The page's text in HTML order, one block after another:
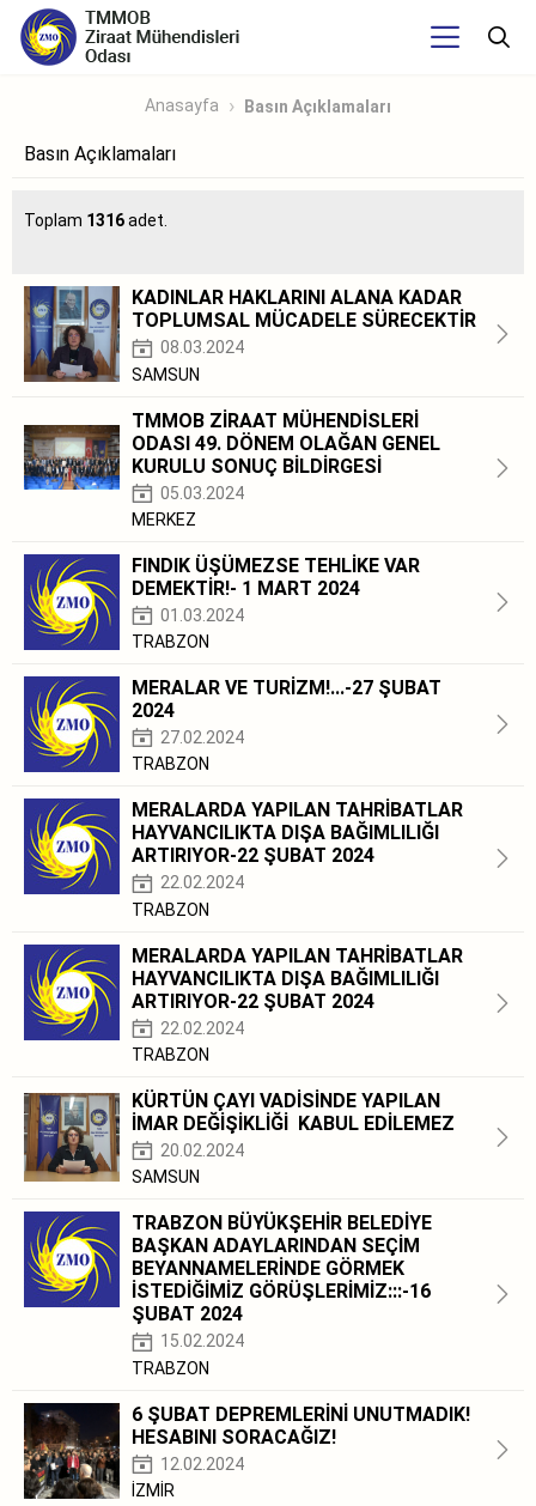
Anasayfa Basın Açıklamaları
Basın Açıklamaları
Toplam 1316adet.
KADINLAR HAKLARINI ALANA KADAR
TOPLUMSAL MÜCADELE SÜRECEKTİR
08.03.2024
SAMSUN
TMMOB ZİRAAT MÜHENDİSLERİ
ODASI 49. DÖNEM OLAĞAN GENEL
KURULU SONUÇ BİLDİRGESİ
05.03.2024
MERKEZ
FINDIK ÜŞÜMEZSE TEHLİKE VAR
DEMEKTİR!- 1 MART 2024
01.03.2024
TRABZON
MERALAR VE TURİZM!...-27 ŞUBAT
2024
27.02.2024
TRABZON
MERALARDA YAPILAN TAHRİBATLAR
HAYVANCILIKTA DIŞA BAĞIMLILIĞI
ARTIRIYOR-22 ŞUBAT 2024
22.02.2024
TRABZON
MERALARDA YAPILAN TAHRİBATLAR
HAYVANCILIKTA DIŞA BAĞIMLILIĞI
ARTIRIYOR-22 ŞUBAT 2024
22.02.2024
TRABZON
KÜRTÜN ÇAYI VADİSİNDE YAPILAN
İMAR DEĞİŞİKLİĞİ KABUL EDİLEMEZ
20.02.2024
SAMSUN
TRABZON BÜYÜKŞEHİR BELEDİYE
BAŞKAN ADAYLARINDAN SEÇİM
BEYANNAMELERİNDE GÖRMEK
İSTEDİĞİMİZ GÖRÜŞLERİMİZ:::-16
ŞUBAT 2024
15.02.2024
TRABZON
6 ŞUBAT DEPREMLERİNİ UNUTMADIK!
HESABINI SORACAĞIZ!
12.02.2024
İZMİR